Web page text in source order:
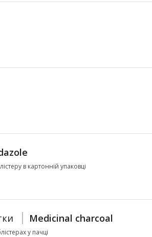
в картонній упаковці
Medicinal charcoal
у пачці